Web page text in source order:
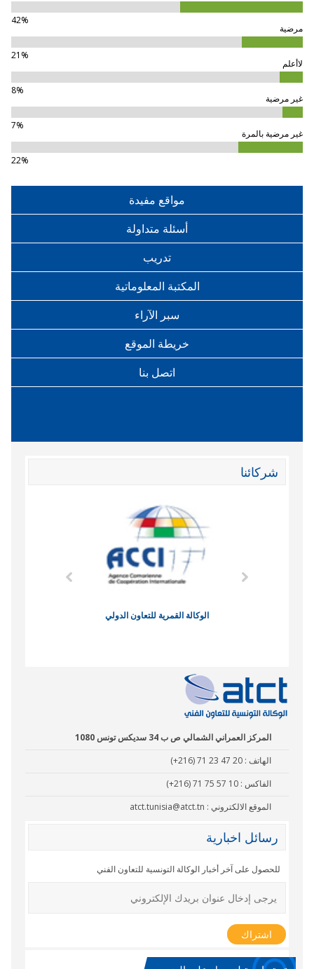
42%
مرضية
21%
لاأعلم
8%
غير مرضية
7%
غير مرضية بالمرة
22%
مواقع مفيدة
أسئلة متداولة
تدريب
المكتبة المعلوماتية
سبر الآراء
خريطة الموقع
اتصل بنا
شركائنا
الوكالة القمرية للتعاون الدولي
المركز العمراني الشمالي ص ب 34 سديكس تونس 1080
الهاتف : (+216) 71 23 47 20
الفاكس : (+216) 71 75 57 10
الموقع الالكتروني : atct.tunisia@atct.tn
رسائل اخبارية
للحصول على آخر أخبار الوكالة التونسية للتعاون الفني